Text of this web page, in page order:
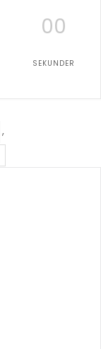
00
SEKUNDER
,